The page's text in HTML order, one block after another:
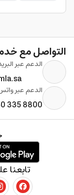
التواصل مع
الدعم عبر
الدعم عبر
335 8800
تابعنا